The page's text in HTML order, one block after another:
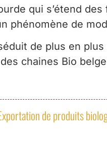
qui s’étend
phénomène de
de plus en
chaines Bio
de produits